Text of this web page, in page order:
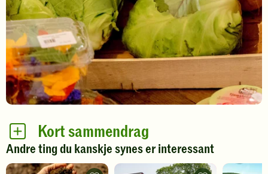
Kort sammendrag
Andre ting du kanskje synes er interessant